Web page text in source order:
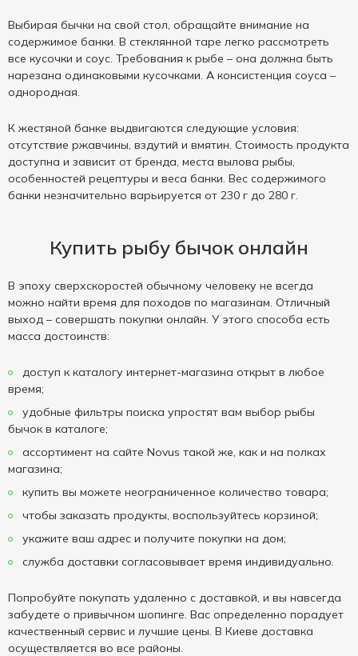
Выбирая бычки на свой стол, обращайте внимание на
содержимое банки. В стеклянной таре легко рассмотреть
все кусочки и соус. Требования к рыбе – она должна быть
нарезана одинаковыми кусочками. А консистенция соуса –
однородная.
К жестяной банке выдвигаются следующие условия:
отсутствие ржавчины, вздутий и вмятин. Стоимость продукта
доступна и зависит от бренда, места вылова рыбы,
особенностей рецептуры и веса банки. Вес содержимого
банки незначительно варьируется от 230 г до 280 г.
Купить рыбу бычок онлайн
В эпоху сверхскоростей обычному человеку не всегда
можно найти время для походов по магазинам. Отличный
выход – совершать покупки онлайн. У этого способа есть
масса достоинств:
доступ к каталогу интернет-магазина открыт в любое
время;
удобные фильтры поиска упростят вам выбор рыбы
бычок в каталоге;
ассортимент на сайте Novus такой же, как и на полках
магазина;
купить вы можете неограниченное количество товара;
чтобы заказать продукты, воспользуйтесь корзиной;
укажите ваш адрес и получите покупки на дом;
служба доставки согласовывает время индивидуально.
Попробуйте покупать удаленно с доставкой, и вы навсегда
забудете о привычном шопинге. Вас определенно порадует
качественный сервис и лучшие цены. В Киеве доставка
осуществляется во все районы.